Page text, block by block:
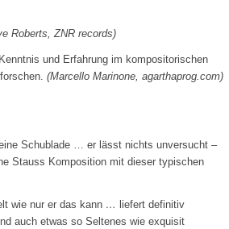
Roberts, ZNR records)
und Erfahrung im kompositorischen
(Marcello Marinone, agarthaprog.com)
Schublade … er lässt nichts unversucht –
Stauss Komposition mit dieser typischen
wie nur er das kann … liefert definitiv
auch etwas so Seltenes wie exquisit